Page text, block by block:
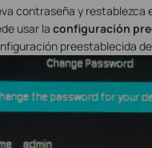
contraseña y
usar la configuración
preestablecida